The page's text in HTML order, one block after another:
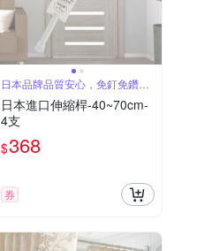
日本品牌品質安心，免釘免鑽孔
簡單安裝
日本進口伸縮桿-40~70cm-
4支
$368
券